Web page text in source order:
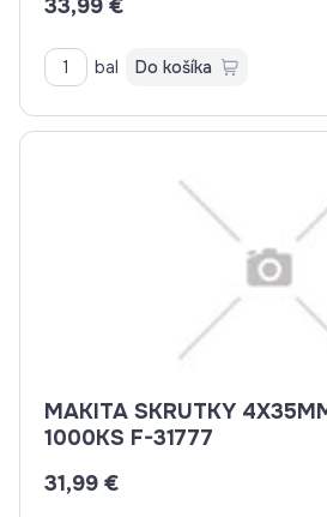
33,99 €
bal Do košíka
MAKITA SKRUTKY
1000KS F-31777
31,99 €